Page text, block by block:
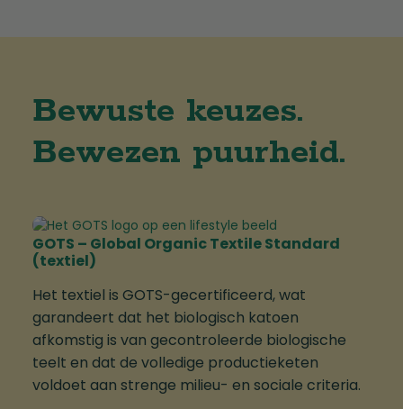
Bewuste keuzes.
Bewezen puurheid.
GOTS – Global Organic Textile Standard
(textiel)
Het textiel is GOTS-gecertificeerd, wat
garandeert dat het biologisch katoen
afkomstig is van gecontroleerde biologische
teelt en dat de volledige productieketen
voldoet aan strenge milieu- en sociale criteria.